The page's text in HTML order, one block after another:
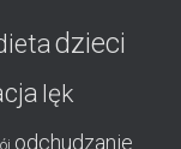
dzieci
lęk
odchudzanie